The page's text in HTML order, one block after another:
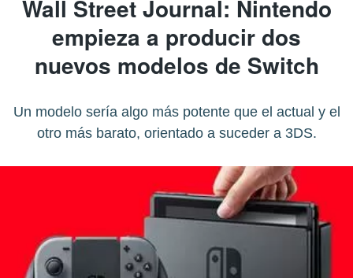
Wall Street Journal: Nintendo
empieza a producir dos
nuevos modelos de Switch
Un modelo sería algo más potente que el actual y el
otro más barato, orientado a suceder a 3DS.